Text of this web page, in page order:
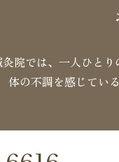
院では、一人ひとり
体の不調を感じている